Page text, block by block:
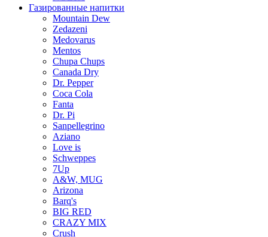
Газированные напитки
Mountain Dew
Zedazeni
Medovarus
Mentos
Chupa Chups
Canada Dry
Dr. Pepper
Coca Cola
Fanta
Dr. Pi
Sanpellegrino
Aziano
Love is
Schweppes
7Up
A&W, MUG
Arizona
Barq's
BIG RED
CRAZY MIX
Crush